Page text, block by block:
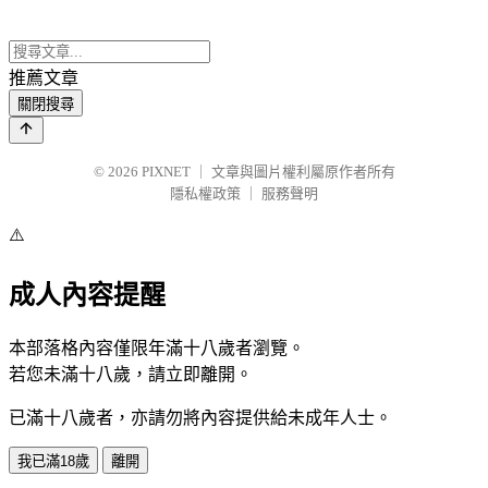
推薦文章
關閉搜尋
© 2026 PIXNET
文章與圖片權利屬原作者所有
隱私權政策
服務聲明
⚠️
成人內容提醒
本部落格內容僅限年滿十八歲者瀏覽。
若您未滿十八歲，請立即離開。
已滿十八歲者，亦請勿將內容提供給未成年人士。
我已滿18歲 離開